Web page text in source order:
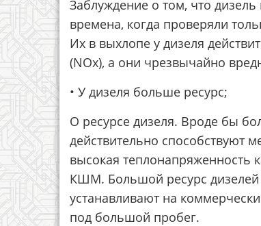
Заблуждение о том, что
времена, когда проверяли
Их в выхлопе у дизеля
(NOx), а они чрезвычайно
• У дизеля больше ресурс;
О ресурсе дизеля. Вроде бы
действительно способствуют
высокая теплонапряженность
КШМ. Большой ресурс дизелей
устанавливают на
под большой пробег.